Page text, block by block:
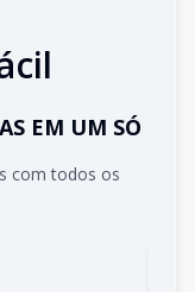
EM UM SÓ
com todos os